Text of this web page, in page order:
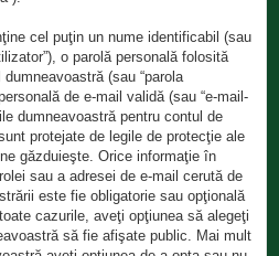
cel puţin un nume identificabil (sau
o parolă personală folosită
(sau “parola
de e-mail validă (sau “e-mail-
dumneavoastră pentru contul de
protejate de legile de protecţie ale
găzduieşte. Orice informaţie în
sau a adresei de e-mail cerută de
este fie obligatorie sau opţională
cazurile, aveţi opţiunea să alegeţi
să fie afişate public. Mai mult